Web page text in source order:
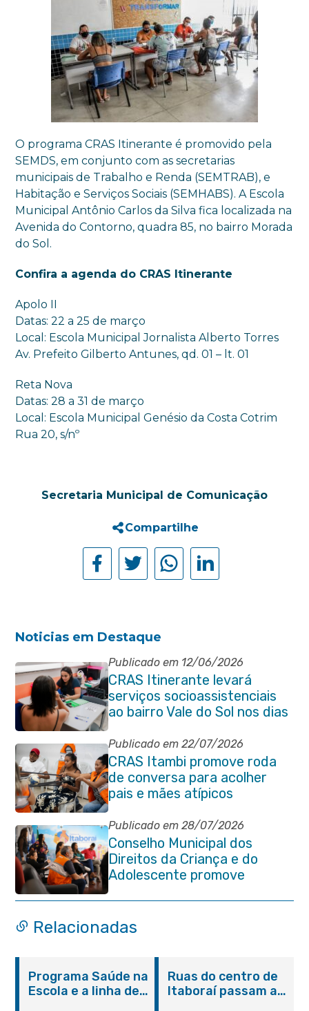
O programa CRAS Itinerante é promovido pela
SEMDS, em conjunto com as secretarias
municipais de Trabalho e Renda (SEMTRAB), e
Habitação e Serviços Sociais (SEMHABS). A Escola
Municipal Antônio Carlos da Silva fica localizada na
Avenida do Contorno, quadra 85, no bairro Morada
do Sol.
Confira a agenda do CRAS Itinerante
Apolo II
Datas: 22 a 25 de março
Local: Escola Municipal Jornalista Alberto Torres
Av. Prefeito Gilberto Antunes, qd. 01 – lt. 01
Reta Nova
Datas: 28 a 31 de março
Local: Escola Municipal Genésio da Costa Cotrim
Rua 20, s/nº
Secretaria Municipal de Comunicação
Compartilhe
Noticias em Destaque
Publicado em 12/06/2026
CRAS Itinerante levará
serviços socioassistenciais
ao bairro Vale do Sol nos dias
15 e 16 de junho e Vila
Gabriela 18 de junho
Publicado em 22/07/2026
CRAS Itambi promove roda
de conversa para acolher
pais e mães atípicos
Publicado em 28/07/2026
Conselho Municipal dos
Direitos da Criança e do
Adolescente promove
reunião de alinhamento com
órgãos públicos
Relacionadas
Programa Saúde na
Escola e a linha de
Ruas do centro de
Itaboraí passam a